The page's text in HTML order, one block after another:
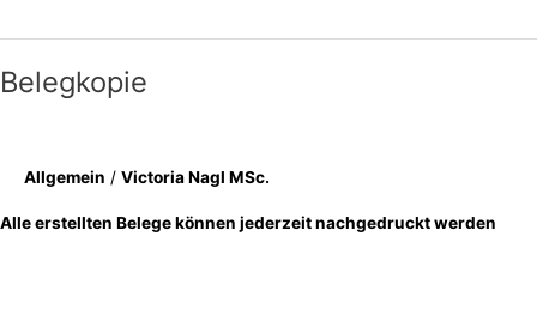
Belegkopie
Allgemein / Victoria Nagl MSc.
Alle erstellten Belege können jederzeit nachgedruckt werden